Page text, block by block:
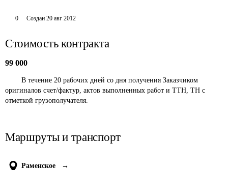
0 Создан 20 авг 2012
Стоимость контракта
99 000
оригиналов счет/фактур, актов выполненных работ и ТТН, ТН с
отметкой грузополучателя.
Маршруты и транспорт
Раменское →